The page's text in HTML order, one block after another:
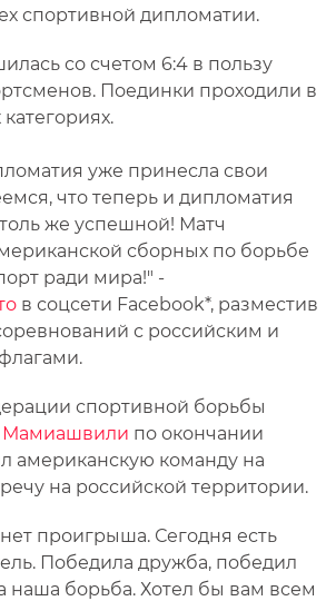
спортивной дипломатии.
со счетом 6:4 в пользу
Поединки проходили в
уже принесла свои
что теперь и дипломатия
же успешной! Матч
сборных по борьбе
ради мира!" -
в соцсети Facebook*, разместив
с российским и
спортивной борьбы
Мамиашвили по окончании
американскую команду на
на российской территории.
проигрыша. Сегодня есть
Победила дружба, победил
наша борьба. Хотел бы вам всем